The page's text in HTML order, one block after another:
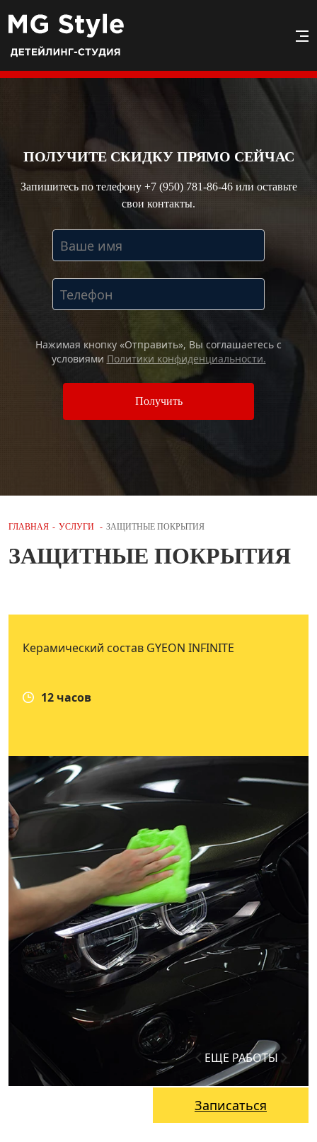
ПОЛУЧИТЕ СКИДКУ ПРЯМО СЕЙЧАС
Запишитесь по телефону +7 (950) 781-86-46или оставьте
свои контакты.
Нажимая кнопку «Отправить», Вы соглашаетесь c
условиями Политики конфиденциальности.
Получить
ГЛАВНАЯ - УСЛУГИ - ЗАЩИТНЫЕ ПОКРЫТИЯ
ЗАЩИТНЫЕ ПОКРЫТИЯ
Керамический состав GYEON INFINITE
12 часов
ЕЩЕ РАБОТЫ
Записаться